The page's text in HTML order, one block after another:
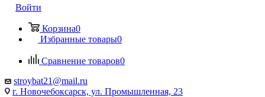
Войти
Корзина0
Избранные товары0
Сравнение товаров0
stroybat21@mail.ru
г. Новочебоксарск, ул. Промышленная, 23